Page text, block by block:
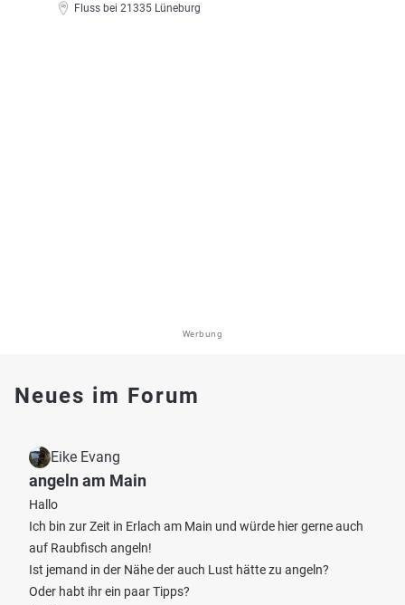
Fluss bei 21335 Lüneburg
Werbung
Neues im Forum
Eike Evang
angeln am Main
Hallo
Ich bin zur Zeit in Erlach am Main und würde hier gerne auch
auf Raubfisch angeln!
Ist jemand in der Nähe der auch Lust hätte zu angeln?
Oder habt ihr ein paar Tipps?